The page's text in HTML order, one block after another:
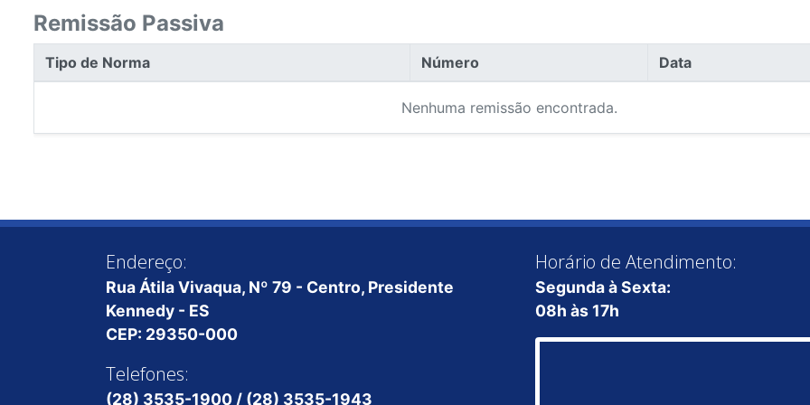
Remissão Passiva
Tipo de Norma Número Data
Nenhuma remissão encontrada.
Endereço:
Rua Átila Vivaqua, Nº 79 - Centro, Presidente
Kennedy - ES
CEP: 29350-000
Telefones:
(28) 3535-1900 / (28) 3535-1943
Horário de Atendimento:
Segunda à Sexta:
08h às 17h